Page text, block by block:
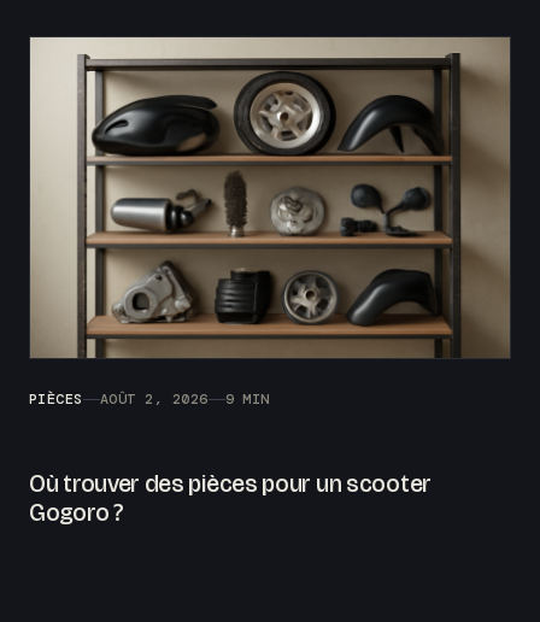
PIÈCES AOÛT 2, 2026 9 MIN
Où trouver des pièces pour un scooter
Gogoro ?